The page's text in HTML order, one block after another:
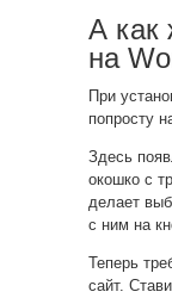
А как
на
При
попросту
Здесь
окошко с
делает
с ним на
Теперь
сайт.